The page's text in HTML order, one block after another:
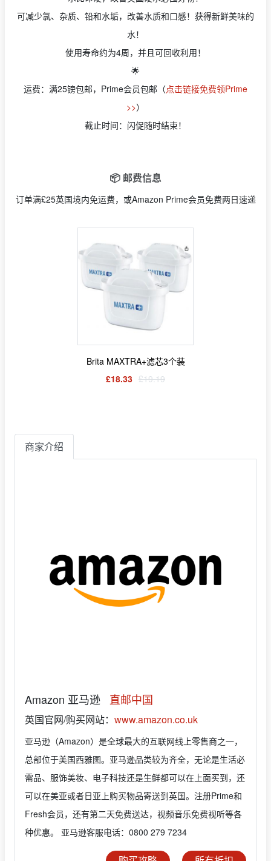
可减少氯、杂质、铅和水垢，改善水质和口感！获得新鲜美味的
水！
使用寿命约为4周，并且可回收利用！
🌟
运费：满25镑包邮，Prime会员包邮（点击链接免费领Prime
>>）
截止时间：闪促随时结束！
📦 邮费信息
订单满£25英国境内免运费，或Amazon Prime会员免费两日速递
Brita MAXTRA+滤芯3个装
£18.33 £19.19
商家介绍
Amazon 亚马逊 直邮中国
英国官网/购买网站： www.amazon.co.uk
亚马逊（Amazon）是全球最大的互联网线上零售商之一，
总部位于美国西雅图。亚马逊品类较为齐全，无论是生活必
需品、服饰美妆、电子科技还是生鲜都可以在上面买到，还
可以在美亚或者日亚上购买物品寄送到英国。注册Prime和
Fresh会员，还有第二天免费送达，视频音乐免费视听等各
种优惠。 亚马逊客服电话：0800 279 7234